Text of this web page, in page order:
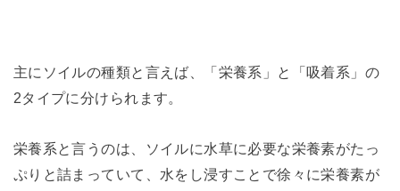
主にソイルの種類と言えば、「栄養系」と「吸着系」の
2タイプに分けられます。
栄養系と言うのは、ソイルに水草に必要な栄養素がたっ
ぷりと詰まっていて、水をし浸すことで徐々に栄養素が